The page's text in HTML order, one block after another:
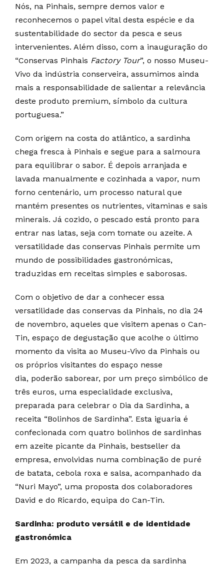
Nós, na Pinhais, sempre demos valor e
reconhecemos o papel vital desta espécie e da
sustentabilidade do sector da pesca e seus
intervenientes. Além disso, com a inauguração do
“Conservas Pinhais Factory Tour”, o nosso Museu-
Vivo da indústria conserveira, assumimos ainda
mais a responsabilidade de salientar a relevância
deste produto premium, símbolo da cultura
portuguesa.”
Com origem na costa do atlântico, a sardinha
chega fresca à Pinhais e segue para a salmoura
para equilibrar o sabor. É depois arranjada e
lavada manualmente e cozinhada a vapor, num
forno centenário, um processo natural que
mantém presentes os nutrientes, vitaminas e sais
minerais. Já cozido, o pescado está pronto para
entrar nas latas, seja com tomate ou azeite. A
versatilidade das conservas Pinhais permite um
mundo de possibilidades gastronómicas,
traduzidas em receitas simples e saborosas.
Com o objetivo de dar a conhecer essa
versatilidade das conservas da Pinhais, no dia 24
de novembro, aqueles que visitem apenas o Can-
Tin, espaço de degustação que acolhe o último
momento da visita ao Museu-Vivo da Pinhais ou
os próprios visitantes do espaço nesse
dia, poderão saborear, por um preço simbólico de
três euros, uma especialidade exclusiva,
preparada para celebrar o Dia da Sardinha, a
receita “Bolinhos de Sardinha”. Esta iguaria é
confecionada com quatro bolinhos de sardinhas
em azeite picante da Pinhais, bestseller da
empresa, envolvidas numa combinação de puré
de batata, cebola roxa e salsa, acompanhado da
“Nuri Mayo”, uma proposta dos colaboradores
David e do Ricardo, equipa do Can-Tin.
Sardinha: produto versátil e de identidade
gastronómica
Em 2023, a campanha da pesca da sardinha